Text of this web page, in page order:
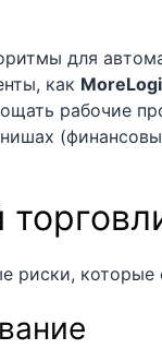
для
как
рабочие
нишах
риски, которые